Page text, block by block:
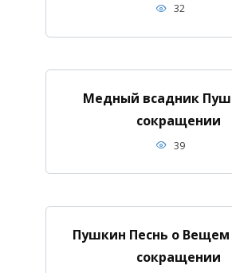
32
Медный всадник
сокращении
39
Пушкин Песнь о Вещем
сокращении